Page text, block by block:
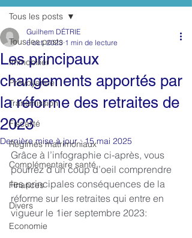
Tous les posts
Immobilier
Prévoyance
Transmission
Fiscalité
Régimes matrimoniaux
Complémentaire santé
Finances
Divers
Economie
Tous les posts
Les principaux
changements apportés par
la réforme des retraites de
2023
Guilhem DÉTRIE
6 oct. 2023 1 min de lecture
Dernière mise à jour :15 mai 2025
Grâce à l’infographie ci-après, vous
pourrez d’un coup d’oeil comprendre
les principales conséquences de la
réforme sur les retraites qui entre en
vigueur le 1ier septembre 2023: